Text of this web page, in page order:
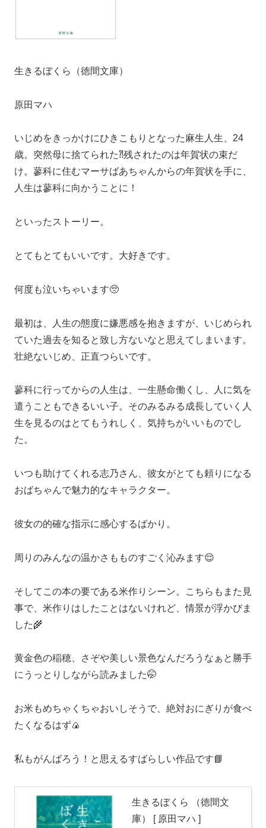
生きるぼくら（徳間文庫）
原田マハ
いじめをきっかけにひきこもりとなった麻生人生、24
歳。突然母に捨てられた⁈残されたのは年賀状の束だ
け。蓼科に住むマーサばあちゃんからの年賀状を手に、
人生は蓼科に向かうことに！
といったストーリー。
とてもとてもいいです。大好きです。
何度も泣いちゃいます🥺
最初は、人生の態度に嫌悪感を抱きますが、いじめられ
ていた過去を知ると致し方ないなと思えてしまいます。
壮絶ないじめ、正直つらいです。
蓼科に行ってからの人生は、一生懸命働くし、人に気を
遣うこともできるいい子。そのみるみる成長していく人
生を見るのはとてもうれしく、気持ちがいいものでし
た。
いつも助けてくれる志乃さん、彼女がとても頼りになる
おばちゃんで魅力的なキャラクター。
彼女の的確な指示に感心するばかり。
周りのみんなの温かさもものすごく沁みます😌
そしてこの本の要である米作りシーン。こちらもまた見
事で、米作りはしたことはないけれど、情景が浮かびま
した🌾
黄金色の稲穂、さぞや美しい景色なんだろうなぁと勝手
にうっとりしながら読みました🤭
お米もめちゃくちゃおいしそうで、絶対おにぎりが食べ
たくなるはず🍙
私もがんばろう！と思えるすばらしい作品です📘
生きるぼくら （徳間文
庫） [ 原田マハ ]